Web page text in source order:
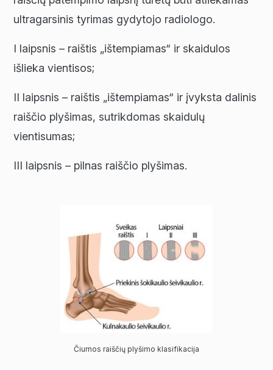
ultragarsinis tyrimas gydytojo radiologo.
I laipsnis – raištis „ištempiamas“ ir skaidulos
išlieka vientisos;
II laipsnis – raištis „ištempiamas“ ir įvyksta dalinis
raiščio plyšimas, sutrikdomas skaidulų
vientisumas;
III laipsnis – pilnas raiščio plyšimas.
Čiurnos raiščių plyšimo klasifikacija